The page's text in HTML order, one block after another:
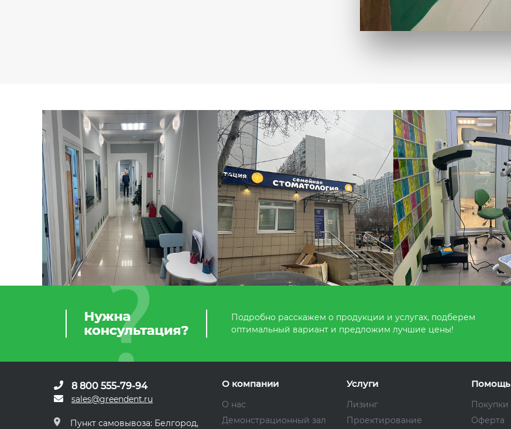
Подробно расскажем о продукции и услугах, подберем
оптимальный вариант и предложим лучшие цены!
8 800 555-79-94
sales@greendent.ru
Пункт самовывоза: Белгород,
О компании
О нас
Демонстрационный зал
Услуги
Лизинг
Проектирование
Помощь
Покупки
Оферта